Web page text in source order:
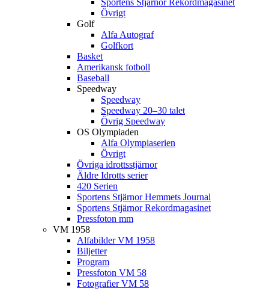
Sportens Stjärnor Rekordmagasinet
Övrigt
Golf
Alfa Autograf
Golfkort
Basket
Amerikansk fotboll
Baseball
Speedway
Speedway
Speedway 20–30 talet
Övrig Speedway
OS Olympiaden
Alfa Olympiaserien
Övrigt
Övriga idrottsstjärnor
Äldre Idrotts serier
420 Serien
Sportens Stjärnor Hemmets Journal
Sportens Stjärnor Rekordmagasinet
Pressfoton mm
VM 1958
Alfabilder VM 1958
Biljetter
Program
Pressfoton VM 58
Fotografier VM 58